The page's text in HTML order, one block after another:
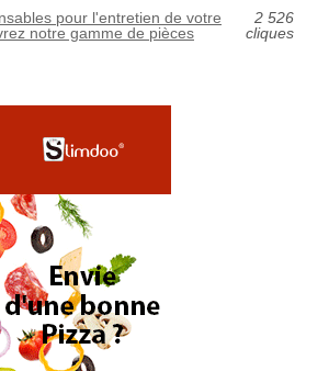
pour l'entretien de votre
notre gamme de pièces
2 526
cliques